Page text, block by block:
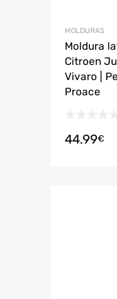
MOLDURAS
Moldura
Citroen
Vivaro |
Proace
44.99€